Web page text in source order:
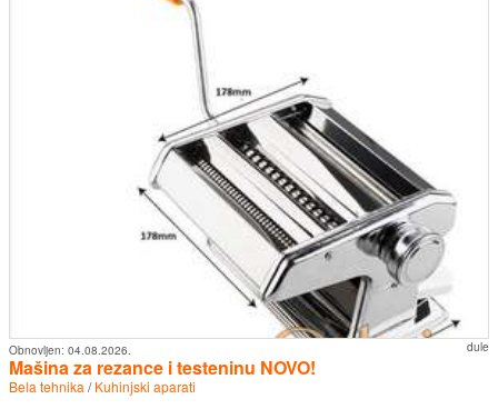
dule
Obnovljen: 04.08.2026.
Mašina za rezance i testeninu NOVO!
Bela tehnika /Kuhinjski aparati